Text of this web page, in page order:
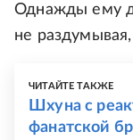
Однажды ему
не
ЧИТАЙТЕ ТАКЖЕ
Шхуна с
фанатской